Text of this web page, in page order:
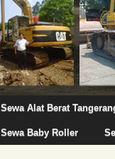
Sewa Alat Berat
Sewa Baby Roller